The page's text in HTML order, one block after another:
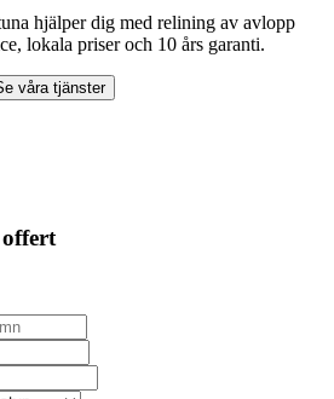
hjälper dig med relining av avlopp
lokala priser och 10 års garanti.
våra tjänster